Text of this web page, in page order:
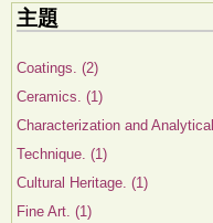
主題
Coatings. (2)
Ceramics. (1)
Characterization and Analytical
Technique. (1)
Cultural Heritage. (1)
Fine Art. (1)